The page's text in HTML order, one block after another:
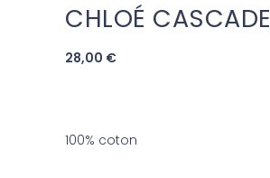
CHLOÉ CASCADE
28,00 €
100% coton